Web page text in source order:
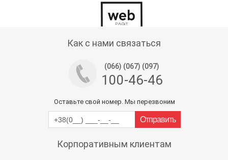
Как с нами связаться
(066) (067) (097)
100-46-46
Оставьте свой номер. Мы перезвоним
Корпоративным клиентам